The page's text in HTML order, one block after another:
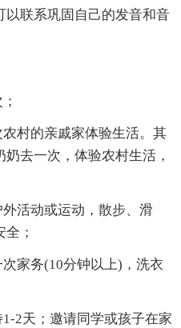
以联系巩固自己的发音和音
村的亲戚家体验生活。其
去一次，体验农村生活，
活动或运动，散步、滑
；
家务(10分钟以上)，洗衣
2天；邀请同学或孩子在家